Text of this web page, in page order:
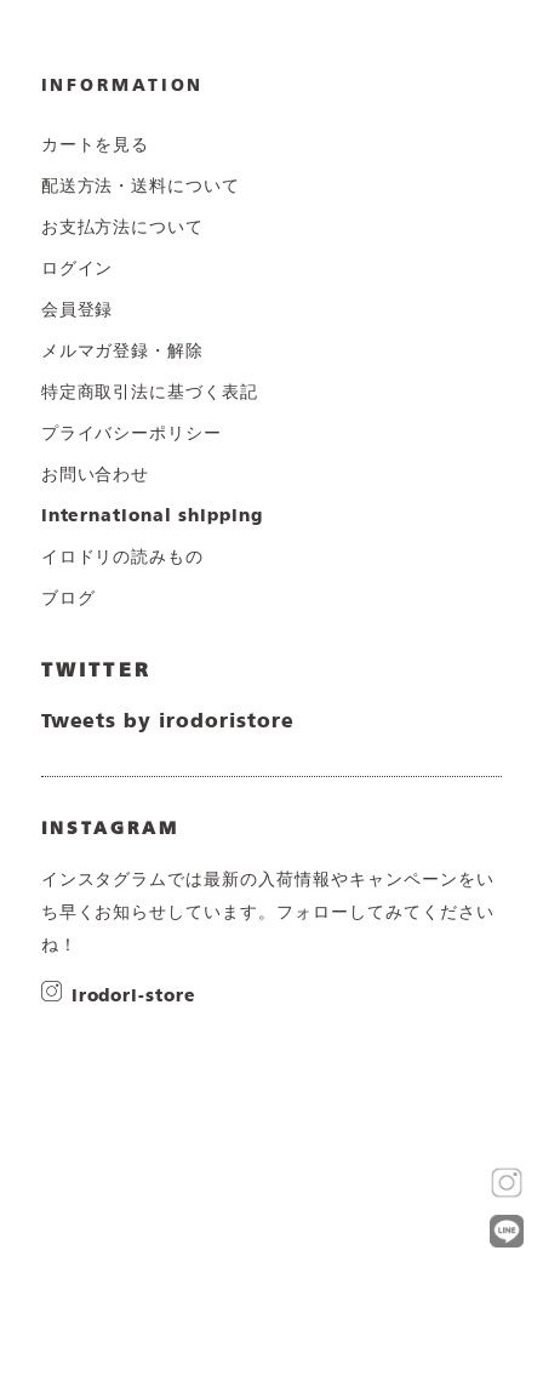
INFORMATION
カートを見る
配送方法・送料について
お支払方法について
ログイン
会員登録
メルマガ登録・解除
特定商取引法に基づく表記
プライバシーポリシー
お問い合わせ
international shipping
イロドリの読みもの
ブログ
TWITTER
Tweets by irodoristore
INSTAGRAM
インスタグラムでは最新の入荷情報やキャンペーンをい
ち早くお知らせしています。フォローしてみてください
ね！
irodori-store